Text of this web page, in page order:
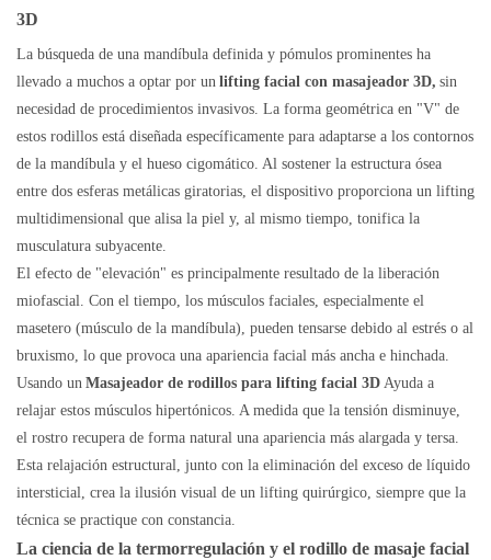
3D
La búsqueda de una mandíbula definida y pómulos prominentes ha
llevado a muchos a optar por un lifting facial con masajeador 3D, sin
necesidad de procedimientos invasivos. La forma geométrica en "V" de
estos rodillos está diseñada específicamente para adaptarse a los contornos
de la mandíbula y el hueso cigomático. Al sostener la estructura ósea
entre dos esferas metálicas giratorias, el dispositivo proporciona un lifting
multidimensional que alisa la piel y, al mismo tiempo, tonifica la
musculatura subyacente.
El efecto de "elevación" es principalmente resultado de la liberación
miofascial. Con el tiempo, los músculos faciales, especialmente el
masetero (músculo de la mandíbula), pueden tensarse debido al estrés o al
bruxismo, lo que provoca una apariencia facial más ancha e hinchada.
Usando un Masajeador de rodillos para lifting facial 3D Ayuda a
relajar estos músculos hipertónicos. A medida que la tensión disminuye,
el rostro recupera de forma natural una apariencia más alargada y tersa.
Esta relajación estructural, junto con la eliminación del exceso de líquido
intersticial, crea la ilusión visual de un lifting quirúrgico, siempre que la
técnica se practique con constancia.
La ciencia de la termorregulación y el rodillo de masaje facial